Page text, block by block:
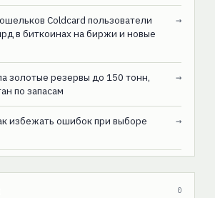
Coldcard пользователи
в биткоинах на биржи и новые
→
золотые резервы до 150 тонн,
по запасам
→
избежать ошибок при выборе
→
0